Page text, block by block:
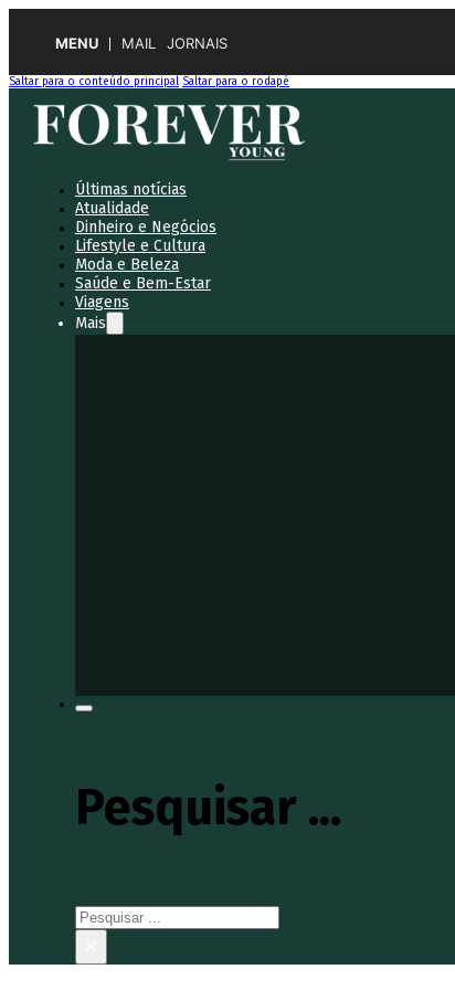
MENU MAIL JORNAIS
Saltar para o conteúdo principal Saltar para o rodapé
Últimas notícias
Atualidade
Dinheiro e Negócios
Lifestyle e Cultura
Moda e Beleza
Saúde e Bem-Estar
Viagens
Mais
Pesquisar ...
Pesquisar